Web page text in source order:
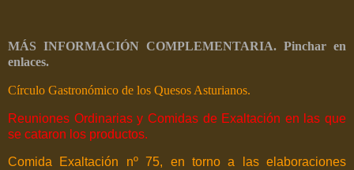
MÁS INFORMACIÓN COMPLEMENTARIA. Pinchar en
enlaces.
Círculo Gastronómico de los Quesos Asturianos.
Reuniones Ordinarias y Comidas de Exaltación en las que
se cataron los productos.
Comida Exaltación nº 75, en torno a las elaboraciones